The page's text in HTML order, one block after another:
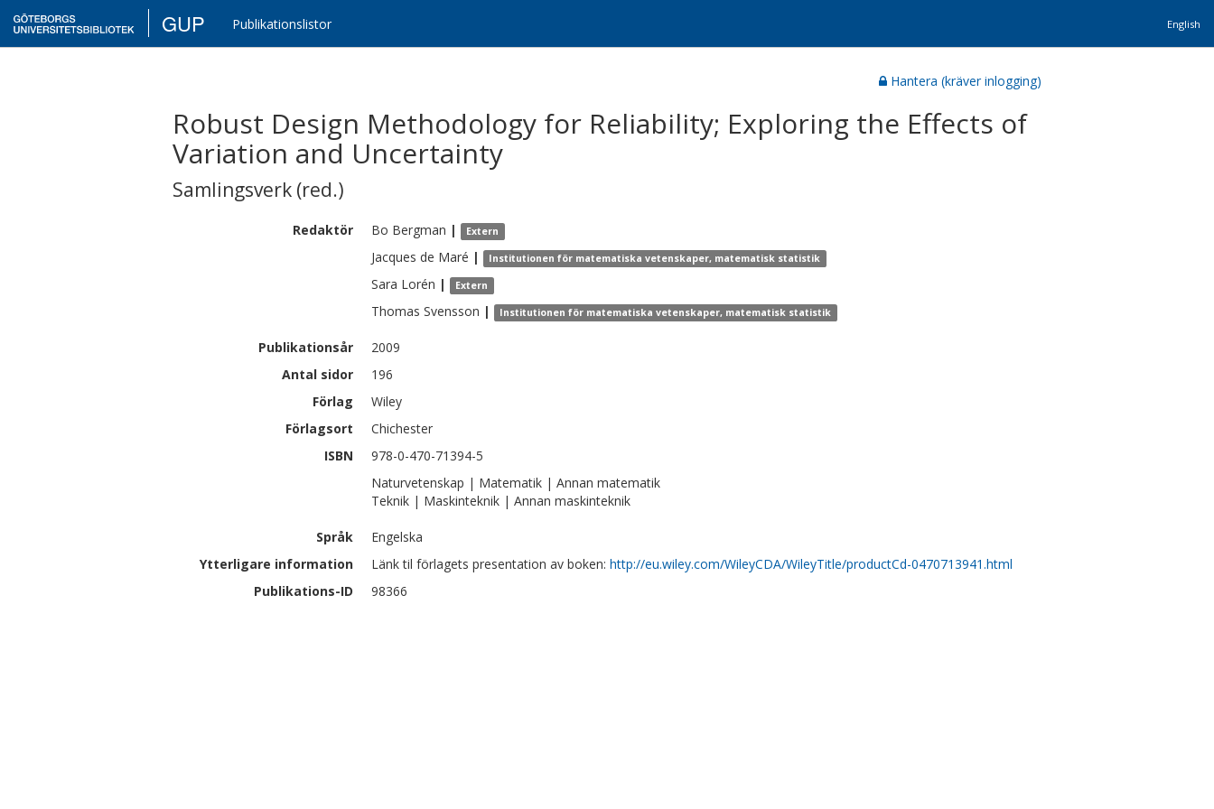
GUP Publikationslistor English
Hantera (kräver inlogging)
Robust Design Methodology for Reliability; Exploring the Effects of
Variation and Uncertainty
Samlingsverk (red.)
Redaktör Bo Bergman | Extern
Jacques de Maré | Institutionen för matematiska vetenskaper, matematisk statistik
Sara Lorén | Extern
Thomas Svensson | Institutionen för matematiska vetenskaper, matematisk statistik
Publikationsår
2009
Antal sidor
196
Förlag
Wiley
Förlagsort
Chichester
ISBN
978-0-470-71394-5
Naturvetenskap | Matematik | Annan matematik
Teknik | Maskinteknik | Annan maskinteknik
Språk
Engelska
Ytterligare information
Länk til förlagets presentation av boken: http://eu.wiley.com/WileyCDA/WileyTitle/productCd-0470713941.html
Publikations-ID
98366